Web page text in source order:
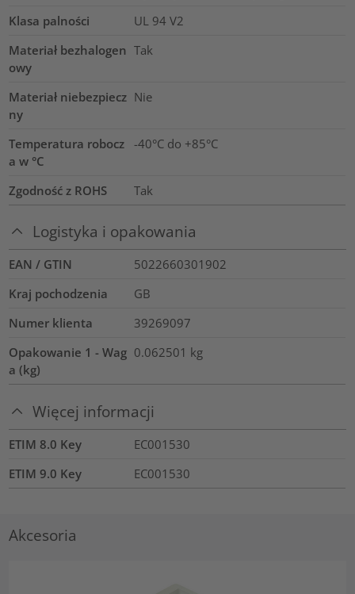
Klasa palności
UL 94 V2
Materiał bezhalogen
owy
Tak
Materiał niebezpiecz
ny
Nie
Temperatura robocz
a w °C
-40°C do +85°C
Zgodność z ROHS Tak
Logistyka i opakowania
EAN / GTIN
5022660301902
Kraj pochodzenia
GB
Numer klienta
39269097
Opakowanie 1 - Wag
a (kg)
0.062501 kg
Więcej informacji
ETIM 8.0 Key
EC001530
ETIM 9.0 Key
EC001530
Akcesoria